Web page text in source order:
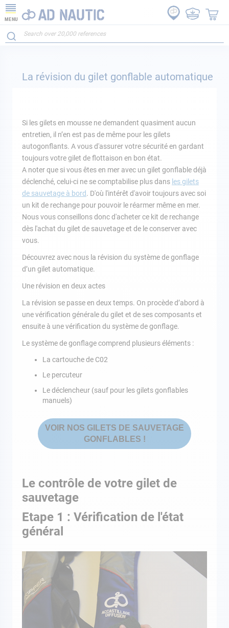
MENU
La révision du gilet gonflable automatique
Si les gilets en mousse ne demandent quasiment aucun
entretien, il n’en est pas de même pour les gilets
autogonflants. A vous d'assurer votre sécurité en gardant
toujours votre gilet de flottaison en bon état.
A noter que si vous êtes en mer avec un gilet gonflable déjà
déclenché, celui-ci ne se comptabilise plus dans les gilets
de sauvetage à bord. D'où l'intérêt d'avoir toujours avec soi
un kit de rechange pour pouvoir le réarmer même en mer.
Nous vous conseillons donc d'acheter ce kit de rechange
dès l'achat du gilet de sauvetage et de le conserver avec
vous.
Découvrez avec nous la révision du système de gonflage
d’un gilet automatique.
Une révision en deux actes
La révision se passe en deux temps. On procède d’abord à
une vérification générale du gilet et de ses composants et
ensuite à une vérification du système de gonflage.
Le système de gonflage comprend plusieurs éléments :
La cartouche de C02
Le percuteur
Le déclencheur (sauf pour les gilets gonflables
manuels)
VOIR NOS GILETS DE SAUVETAGE
GONFLABLES !
Le contrôle de votre gilet de
sauvetage
Etape 1 : Vérification de l'état
général